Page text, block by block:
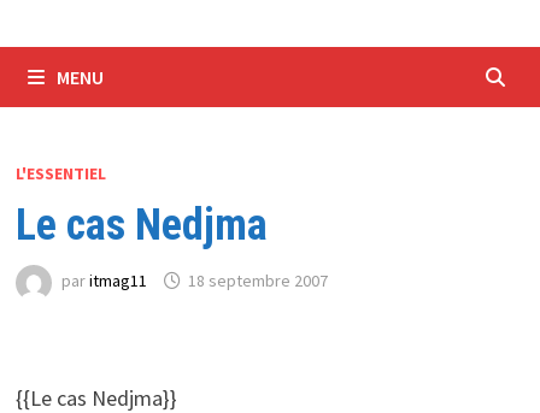
MENU
L'ESSENTIEL
Le cas Nedjma
paritmag11 18 septembre 2007
{{Le cas Nedjma}}